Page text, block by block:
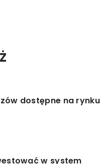
dostępne na rynku
w system